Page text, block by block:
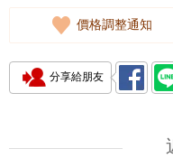
價格調整通知
分享給朋友